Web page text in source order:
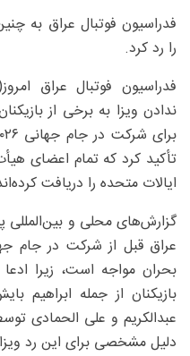
فدراسیون فوتبال عراق به
را رد کرد.
فدراسیون فوتبال عراق
ندادن ویزا به برخی از
تأکید کرد که تمام اعضای
ایالات متحده را دریافت
گزارش‌های محلی و بین‌المللی
بحران مواجه است، زیرا
بازیکنان از جمله ابراهیم
عبدالکریم و علی الحمادی
دلیل مشخصی برای این رد